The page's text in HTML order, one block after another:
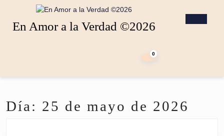
contenidoEn Amor a la Verdad ©2026
de
0
Día: 25 de mayo de 2026